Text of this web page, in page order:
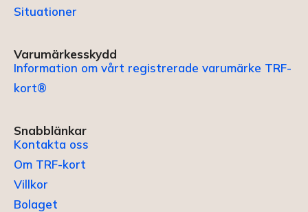
Situationer
Varumärkesskydd
Information om vårt registrerade varumärke TRF-
kort®
Snabblänkar
Kontakta oss
Om TRF-kort
Villkor
Bolaget